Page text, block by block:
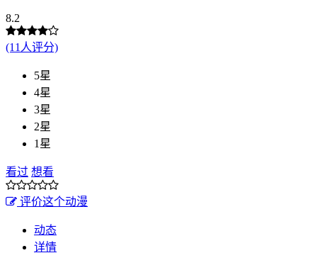
8.2
(11人评分)
5星
4星
3星
2星
1星
看过 想看
评价这个动漫
动态
详情